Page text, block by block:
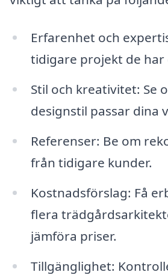
Erfarenhet och
tidigare projekt de
Stil och kreativitet: Se
designstil passar dina
Referenser: Be om
från tidigare kunder.
Kostnadsförslag: Få
flera
jämföra priser.
Tillgänglighet: